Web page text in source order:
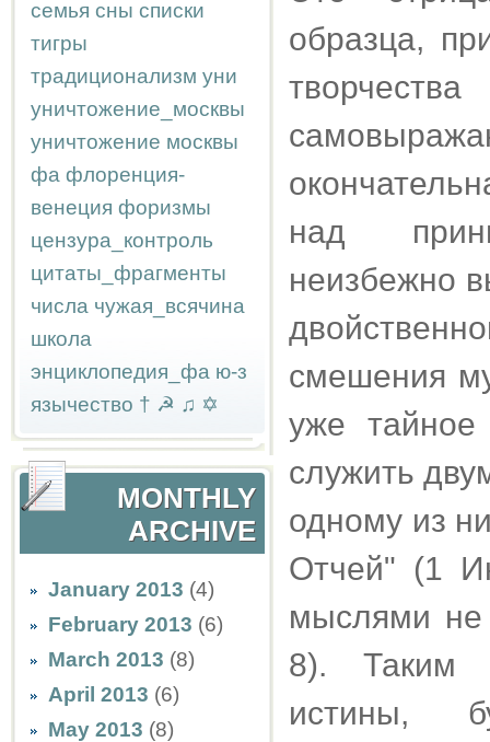
семья сны списки
тигры
традиционализм уни
уничтожение_москвы
уничтожение москвы
фа флоренция-
венеция форизмы
цензура_контроль
цитаты_фрагменты
числа чужая_всячина
школа
энциклопедия_фа ю-з
язычество † ☭ ♫ ✡
MONTHLY
ARCHIVE
January 2013 (4)
February 2013 (6)
March 2013 (8)
April 2013 (6)
May 2013 (8)
образца,
над
неизбежно
смешения
уже тайное
служить
одному из
Отчей" (1
мыслями не
8). Таким
истины,